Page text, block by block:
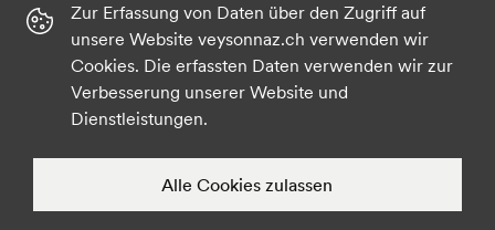
Facebook Twitter
Zur Erfassung von Daten über den Zugriff auf
unsere Website veysonnaz.ch verwenden wir
Cookies. Die erfassten Daten verwenden wir zur
Verbesserung unserer Website und
Dienstleistungen.